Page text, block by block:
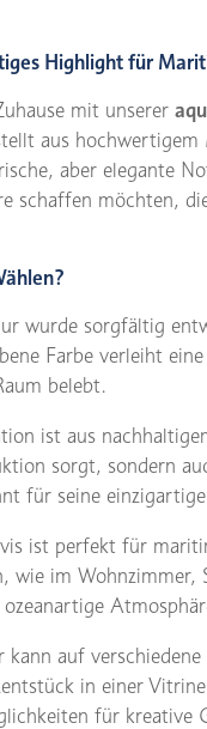
Highlight für
mit unserer
aus hochwertigem
aber elegante
schaffen möchten,
wurde sorgfältig
Farbe verleiht
belebt.
ist aus
sorgt, sondern
für seine
ist perfekt für
wie im Wohnzimmer,
kann auf
in einer
für kreative